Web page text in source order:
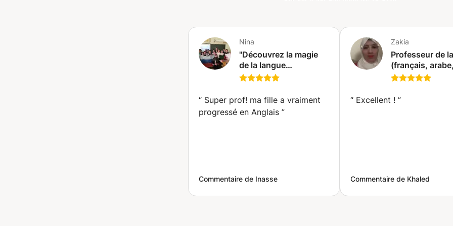
Nina
"Découvrez la magie
de la langue
arabe✅Discover the
language, Learn Arabic
online through
interactive and
“ Super prof! ma fille a vraiment
progressé en Anglais ”
Commentaire de Inasse
Zakia
Professeur de
(français,
anglais) |
apprentissage
“ Excellent ! ”
Commentaire de Khaled